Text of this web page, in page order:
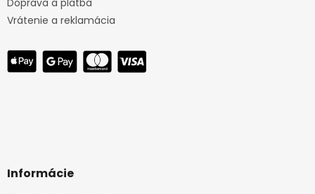
Doprava a platba
Vrátenie a reklamácia
Informácie